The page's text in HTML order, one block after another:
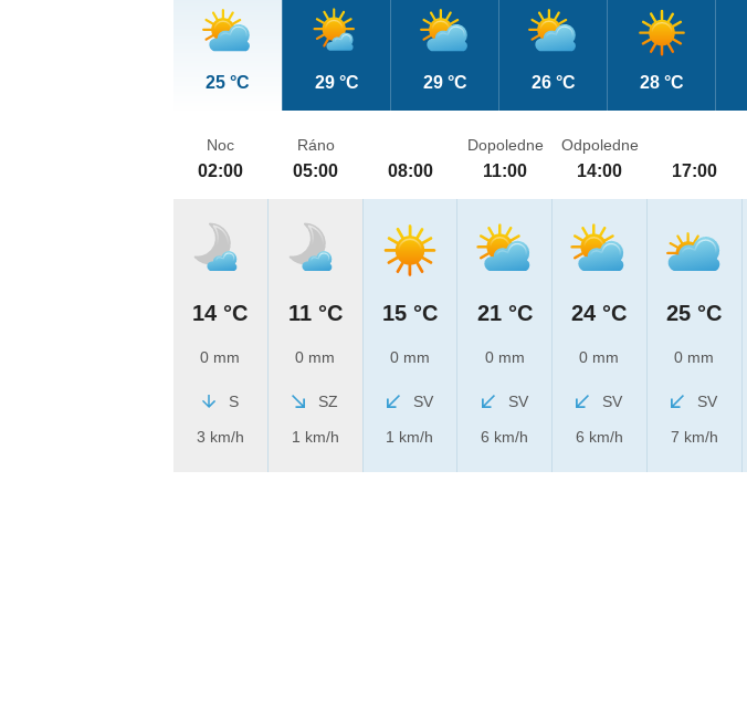
25 °C 29 °C 29 °C 26 °C 28 °C
Noc
02:00
14 °C
0 mm
S
3 km/h
Ráno
05:00
11 °C
0 mm
SZ
1 km/h
08:00
15 °C
0 mm
SV
1 km/h
Dopoledne
11:00
21 °C
0 mm
SV
6 km/h
Odpoledne
14:00
24 °C
0 mm
SV
6 km/h
17:00
25 °C
0 mm
SV
7 km/h